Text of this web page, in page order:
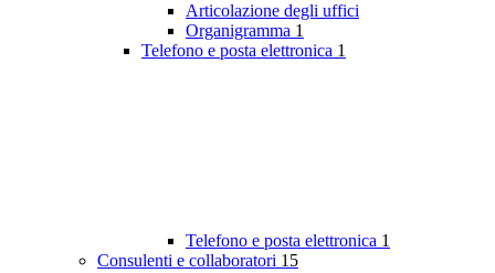
Articolazione degli uffici
Organigramma 1
Telefono e posta elettronica 1
Telefono e posta elettronica 1
Consulenti e collaboratori 15